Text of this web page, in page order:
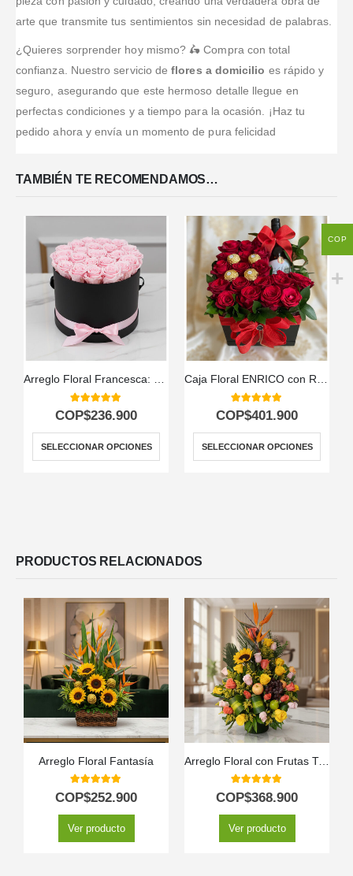
arte que transmite tus sentimientos sin necesidad de palabras.
¿Quieres sorprender hoy mismo? 🛵 Compra con total
confianza. Nuestro servicio deflores a domicilio es rápido y
seguro, asegurando que este hermoso detalle llegue en
perfectas condiciones y a tiempo para la ocasión. ¡Haz tu
pedido ahora y envía un momento de pura felicidad
TAMBIÉN TE RECOMENDAMOS…
Arreglo Floral Francesca: 21 Rosas en Elegante Cilindro 🤍
5.00out of 5
COP$236.900
SELECCIONAR OPCIONES
Caja Floral ENRICO con Rosas, Vino y Chocolates 🍷
5.00out of 5
COP$401.900
SELECCIONAR OPCIONES
PRODUCTOS RELACIONADOS
Arreglo Floral Fantasía
5.00out of 5
COP$252.900
Ver producto
Arreglo Floral con Frutas Tropical
5.00out of 5
COP$368.900
Ver producto
COP